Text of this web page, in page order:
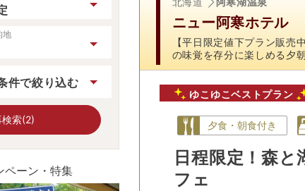
地
件で絞り込む
検索(2)
ペーン・特集
ニュー阿寒ホテル
【平日限定値下プラン販
の味覚を存分に楽しめる夕
ゆこゆこベストプラン
夕食・朝食付き
日程限定！森
フェ